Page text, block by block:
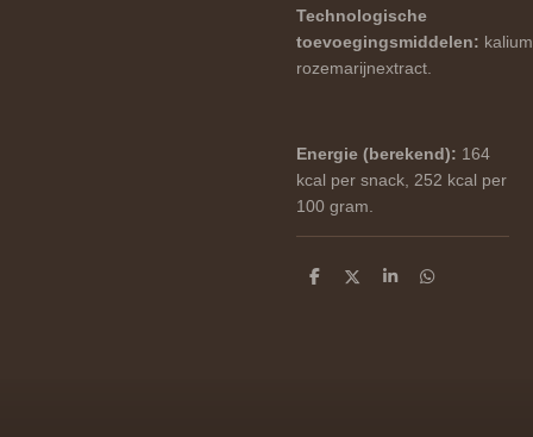
Technologische
toevoegingsmiddelen:
rozemarijnextract.
Energie (berekend): 164
kcal per snack, 252 kcal per
100 gram.
D
D
S
D